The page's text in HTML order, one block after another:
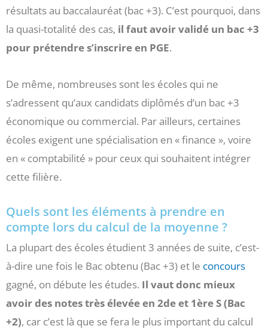
résultats au baccalauréat (bac +3). C’est pourquoi, dans
la quasi-totalité des cas, il faut avoir validé un bac +3
pour prétendre s’inscrire en PGE.
De même, nombreuses sont les écoles qui ne
s’adressent qu’aux candidats diplômés d’un bac +3
économique ou commercial. Par ailleurs, certaines
écoles exigent une spécialisation en « finance », voire
en « comptabilité » pour ceux qui souhaitent intégrer
cette filière.
Quels sont les éléments à prendre en
compte lors du calcul de la moyenne ?
La plupart des écoles étudient 3 années de suite, c’est-
à-dire une fois le Bac obtenu (Bac +3) et le concours
gagné, on débute les études. Il vaut donc mieux
avoir des notes très élevée en 2de et 1ère S (Bac
+2), car c’est là que se fera le plus important du calcul